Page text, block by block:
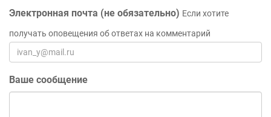
Электронная почта (не обязательно) Если хотите
получать оповещения об ответах на комментарий
Ваше сообщение